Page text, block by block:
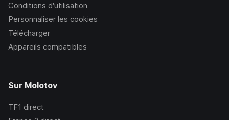
Conditions d’utilisation
Personnaliser les cookies
Télécharger
Appareils compatibles
Sur Molotov
TF1 direct